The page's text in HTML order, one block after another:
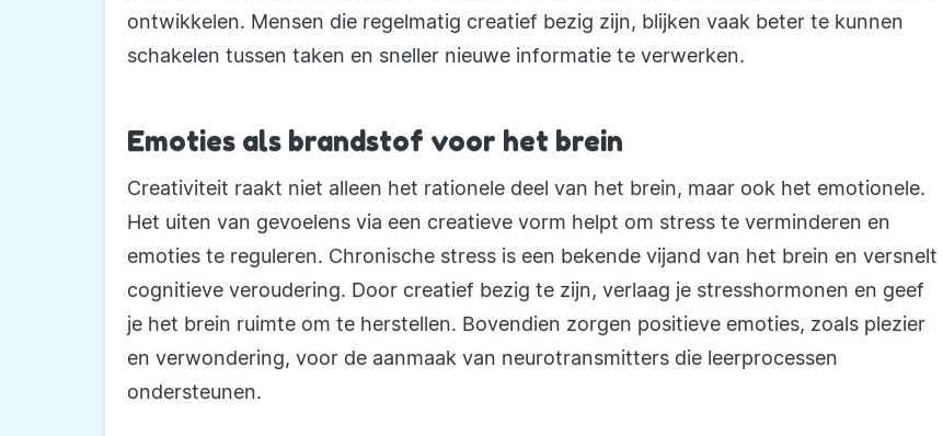
ontwikkelen. Mensen die regelmatig creatief bezig zijn, blijken vaak beter te kunnen
schakelen tussen taken en sneller nieuwe informatie te verwerken.
Emoties als brandstof voor het brein
Creativiteit raakt niet alleen het rationele deel van het brein, maar ook het emotionele.
Het uiten van gevoelens via een creatieve vorm helpt om stress te verminderen en
emoties te reguleren. Chronische stress is een bekende vijand van het brein en versnelt
cognitieve veroudering. Door creatief bezig te zijn, verlaag je stresshormonen en geef
je het brein ruimte om te herstellen. Bovendien zorgen positieve emoties, zoals plezier
en verwondering, voor de aanmaak van neurotransmitters die leerprocessen
ondersteunen.